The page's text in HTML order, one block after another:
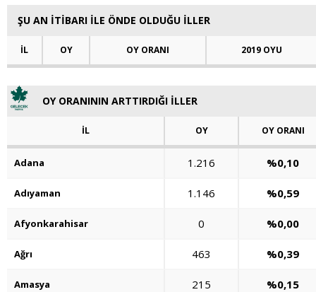
ŞU AN İTİBARI İLE ÖNDE OLDUĞU İLLER
İL OY OY ORANI 2019 OYU
OY ORANININ ARTTIRDIĞI İLLER
İL OY OY ORANI
Adana 1.216 %0,10
Adıyaman 1.146 %0,59
Afyonkarahisar 0 %0,00
Ağrı 463 %0,39
Amasya 215 %0,15